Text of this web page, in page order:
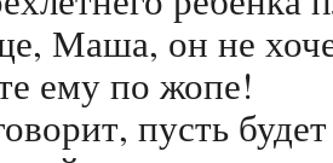
Маша, он не
ему по жопе!
пусть